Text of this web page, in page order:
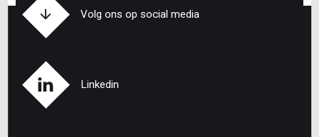
Volg ons op social media
Linkedin